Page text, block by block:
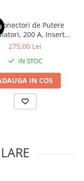
de Putere
200 A, Insertie
-Quick connect
275,00 Lei
IN STOC
IN COS